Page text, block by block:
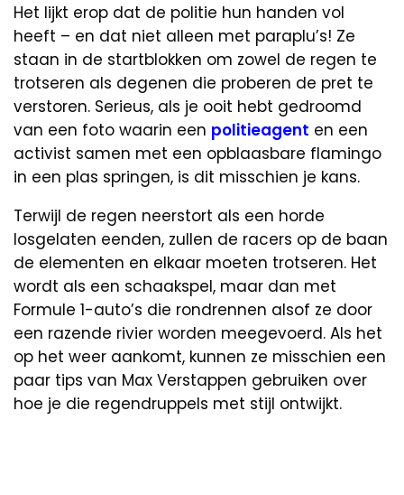
Het lijkt erop dat de politie hun handen vol
heeft – en dat niet alleen met paraplu’s! Ze
staan in de startblokken om zowel de regen te
trotseren als degenen die proberen de pret te
verstoren. Serieus, als je ooit hebt gedroomd
van een foto waarin een politieagent en een
activist samen met een opblaasbare flamingo
in een plas springen, is dit misschien je kans.
Terwijl de regen neerstort als een horde
losgelaten eenden, zullen de racers op de baan
de elementen en elkaar moeten trotseren. Het
wordt als een schaakspel, maar dan met
Formule 1-auto’s die rondrennen alsof ze door
een razende rivier worden meegevoerd. Als het
op het weer aankomt, kunnen ze misschien een
paar tips van Max Verstappen gebruiken over
hoe je die regendruppels met stijl ontwijkt.